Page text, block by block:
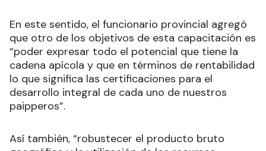
En este sentido, el funcionario provincial agregó
que otro de los objetivos de esta capacitación es
“poder expresar todo el potencial que tiene la
cadena apícola y que en términos de rentabilidad
lo que significa las certificaciones para el
desarrollo integral de cada uno de nuestros
paipperos”.
Así también, “robustecer el producto bruto